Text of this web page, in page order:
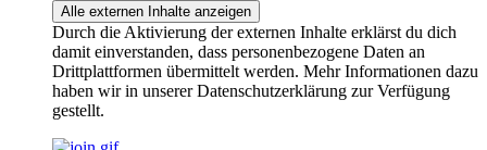
Alle externen Inhalte anzeigen
Durch die Aktivierung der externen Inhalte erklärst du dich
damit einverstanden, dass personenbezogene Daten an
Drittplattformen übermittelt werden. Mehr Informationen dazu
haben wir in unserer Datenschutzerklärung zur Verfügung
gestellt.